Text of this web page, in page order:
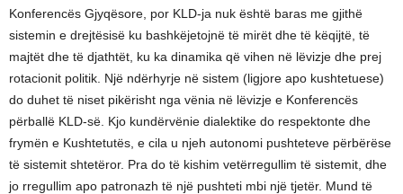
Konferencës Gjyqësore, por KLD-ja nuk është baras me gjithë
sistemin e drejtësisë ku bashkëjetojnë të mirët dhe të këqijtë, të
majtët dhe të djathtët, ku ka dinamika që vihen në lëvizje dhe prej
rotacionit politik. Një ndërhyrje në sistem (ligjore apo kushtetuese)
do duhet të niset pikërisht nga vënia në lëvizje e Konferencës
përballë KLD-së. Kjo kundërvënie dialektike do respektonte dhe
frymën e Kushtetutës, e cila u njeh autonomi pushteteve përbërëse
të sistemit shtetëror. Pra do të kishim vetërregullim të sistemit, dhe
jo rregullim apo patronazh të një pushteti mbi një tjetër. Mund të